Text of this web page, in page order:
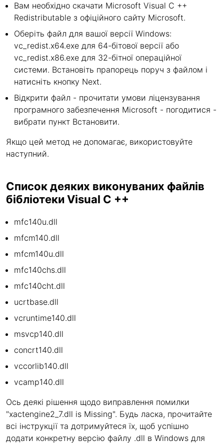
Вам необхідно скачати Microsoft Visual C ++
Redistributable з офіційного сайту Microsoft.
Оберіть файл для вашої версії Windows:
vc_redist.x64.exe для 64-бітової версії або
vc_redist.x86.exe для 32-бітної операційної
системи. Встановіть прапорець поруч з файлом і
натисніть кнопку Next.
Відкрити файл - прочитати умови ліцензування
програмного забезпечення Microsoft - погодитися -
вибрати пункт Встановити.
Якщо цей метод не допомагає, використовуйте
наступний.
Список деяких виконуваних файлів
бібліотеки Visual C ++
mfc140u.dll
mfcm140.dll
mfcm140u.dll
mfc140chs.dll
mfc140cht.dll
ucrtbase.dll
vcruntime140.dll
msvcp140.dll
concrt140.dll
vccorlib140.dll
vcamp140.dll
Ось деякі рішення щодо виправлення помилки
"xactengine2_7.dll is Missing". Будь ласка, прочитайте
всі інструкції та дотримуйтеся їх, щоб успішно
додати конкретну версію файлу .dll в Windows для